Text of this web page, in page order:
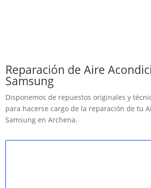
Reparación de Aire
Samsung
Disponemos de repuestos originales y
para hacerse cargo de la reparación de tu
Samsung en Archena.